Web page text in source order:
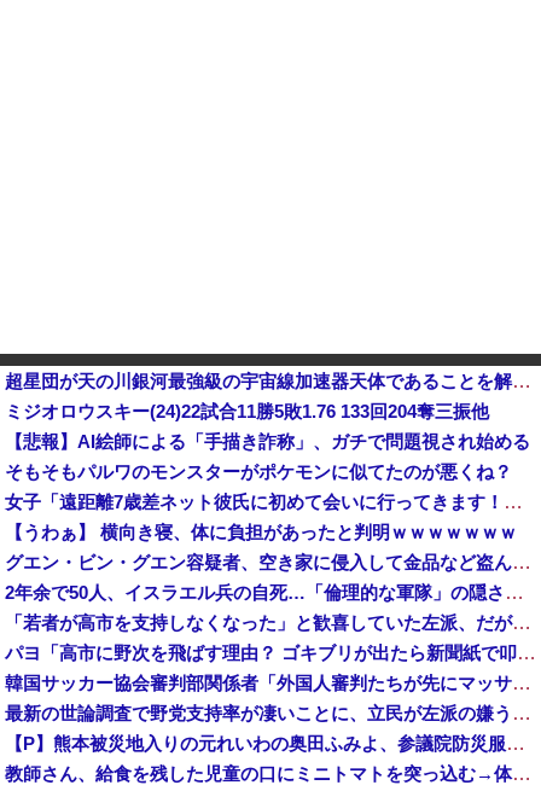
超星団が天の川銀河最強級の宇宙線加速器天体であることを解明…岐阜大！
ミジオロウスキー(24)22試合11勝5敗1.76 133回204奪三振他
【悲報】AI絵師による「手描き詐称」、ガチで問題視され始める
そもそもパルワのモンスターがポケモンに似てたのが悪くね？
女子「遠距離7歳差ネット彼氏に初めて会いに行ってきます！いざ東京🩷」 → 衝撃の展開にｗｗｗｗｗｗ
【うわぁ】 横向き寝、体に負担があったと判明ｗｗｗｗｗｗｗ
グエン・ビン・グエン容疑者、空き家に侵入して金品など盗んだ疑いで再逮捕 今年４月には別件で逮捕も不起訴になっていた
2年余で50人、イスラエル兵の自死…「倫理的な軍隊」の隠された傷！
「若者が高市を支持しなくなった」と歓喜していた左派、だが高市内閣が消費税減税を実現した結果……
パヨ「高市に野次を飛ばす理由？ ゴキブリが出たら新聞紙で叩くでしょ。それと同じで、人として当然の行動」
韓国サッカー協会審判部関係者「外国人審判たちが先にマッサージを望んだ」と主張 [8/10]
最新の世論調査で野党支持率が凄いことに、立民が左派の嫌う政策に賛同してしまった結果……
【P】熊本被災地入りの元れいわの奥田ふみよ、参議院防災服でお食事楽しむ写真投稿「同席者は笑顔にサムズアップ」
教師さん、給食を残した児童の口にミニトマトを突っ込む→体罰判定をもらってしまい、終わる・・・